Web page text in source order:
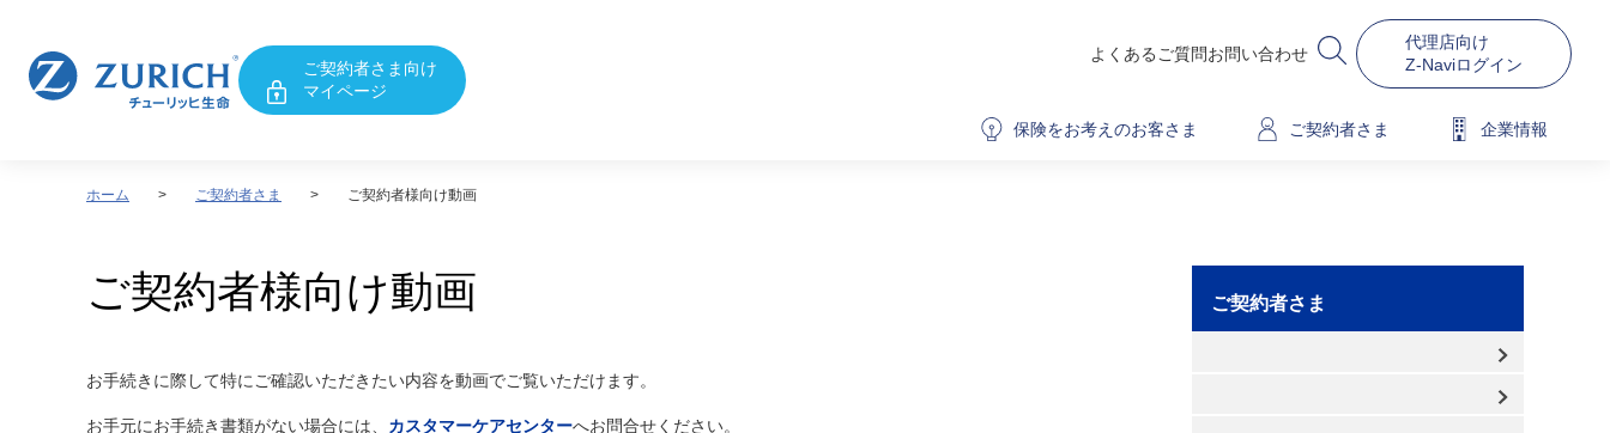
ご契約者さま向け
マイページ
よくあるご質問お問い合わせ
代理店向け
Z-Naviログイン
保険をお考えのお客さま ご契約者さま 企業情報
ホーム ご契約者さま ご契約者様向け動画
ご契約者様向け動画
お手続きに際して特にご確認いただきたい内容を動画でご覧いただけます。
お手元にお手続き書類がない場合には、 カスタマーケアセンターへお問合せください。
ご契約者さま